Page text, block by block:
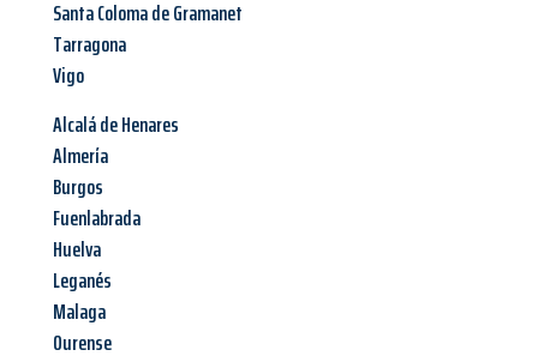
Santa Coloma de Gramanet
Tarragona
Vigo
Alcalá de Henares
Almería
Burgos
Fuenlabrada
Huelva
Leganés
Malaga
Ourense